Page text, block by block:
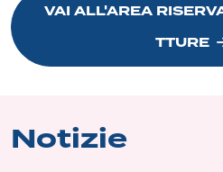
VAI ALL'AREA
TTURE
Notizie